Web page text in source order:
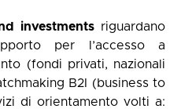
investmentsriguardano
per l’accesso a
(fondi privati, nazionali
B2I (business to
di orientamento volti a: